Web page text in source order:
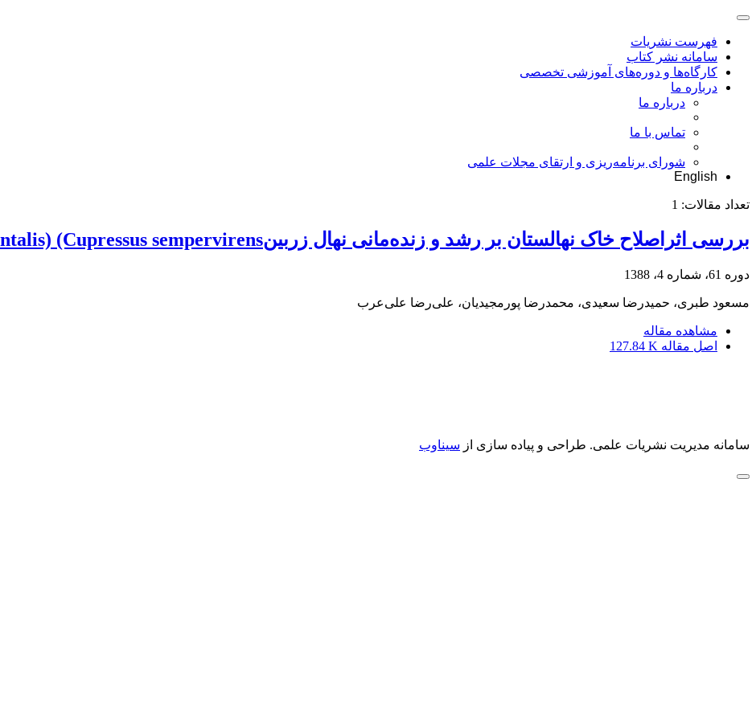
فهرست نشریات
سامانه نشر کتاب
کارگاه‌ها و دوره‌های آموزشی تخصصی
درباره ما
درباره ما
تماس با ما
شورای برنامه‌ریزی و ارتقای مجلات علمی
English
تعداد مقالات: 1
بررسی اثراصلاح خاک نهالستان بر رشد و زنده‌مانی نهال زربینvar. horizontalis) (Cupressus sempervirens در عرصه جنگل‌کاری
دوره 61، شماره 4، 1388
مسعود طبری، حمیدرضا سعیدی، محمدرضا پورمجیدیان، علی‌رضا علی‌عرب
مشاهده مقاله
اصل مقاله 127.84 K
سامانه مدیریت نشریات علمی. طراحی و پیاده سازی از سیناوب